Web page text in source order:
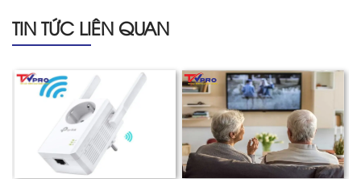
TIN TỨC LIÊN QUAN